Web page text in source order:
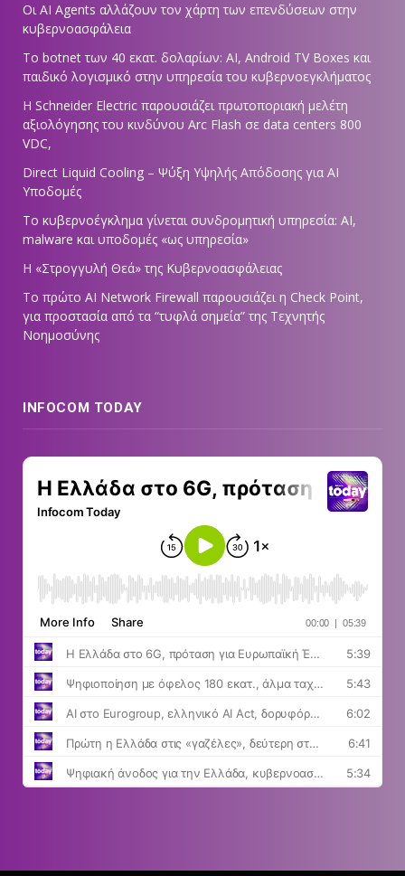
Οι AI Agents αλλάζουν τον χάρτη των επενδύσεων στην
κυβερνοασφάλεια
Το botnet των 40 εκατ. δολαρίων: AI, Android TV Boxes και
παιδικό λογισμικό στην υπηρεσία του κυβερνοεγκλήματος
Η Schneider Electric παρουσιάζει πρωτοποριακή μελέτη
αξιολόγησης του κινδύνου Arc Flash σε data centers 800
VDC,
Direct Liquid Cooling – Ψύξη Υψηλής Απόδοσης για AI
Υποδομές
Το κυβερνοέγκλημα γίνεται συνδρομητική υπηρεσία: AI,
malware και υποδομές «ως υπηρεσία»
Η «Στρογγυλή Θεά» της Κυβερνοασφάλειας
Tο πρώτο AI Network Firewall παρουσιάζει η Check Point,
για προστασία από τα “τυφλά σημεία” της Τεχνητής
Νοημοσύνης
INFOCOM TODAY